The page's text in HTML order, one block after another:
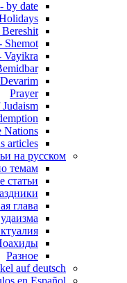
by date
Shemot
Vayikra
Prayer
Nations
articles
на русском
темам
статьи
глава
Разное
auf deutsch
en Español